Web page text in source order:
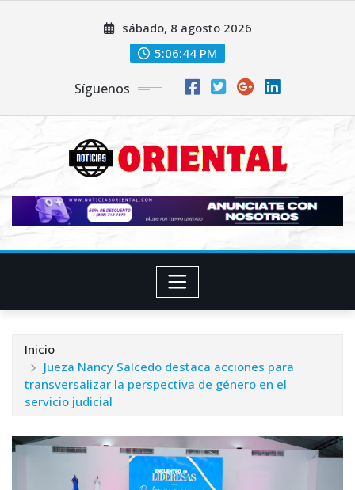
sábado, 8 agosto 2026
5:06:45 PM
Síguenos
Inicio
Jueza Nancy Salcedo destaca acciones para
transversalizar la perspectiva de género en el
servicio judicial